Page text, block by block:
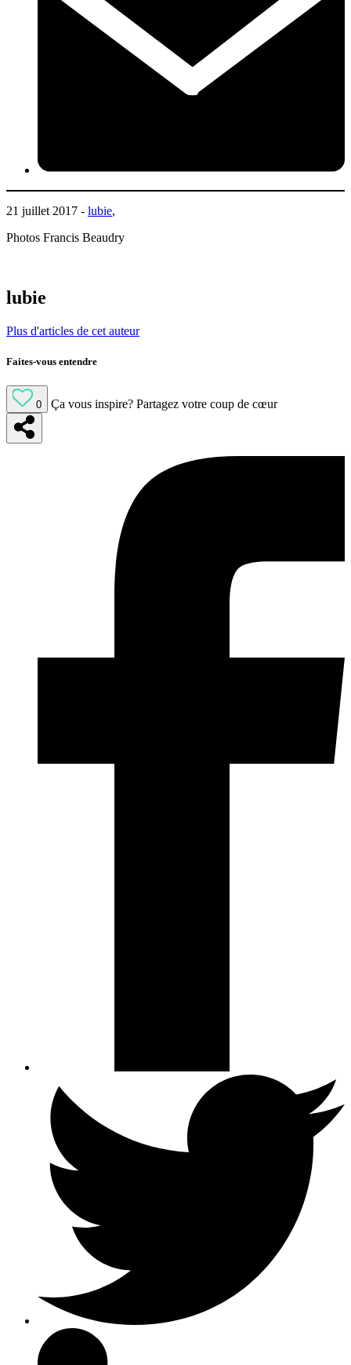
21 juillet 2017 - lubie,
Photos Francis Beaudry
lubie
Plus d'articles de cet auteur
Faites-vous entendre
0 Ça vous inspire? Partagez votre coup de cœur